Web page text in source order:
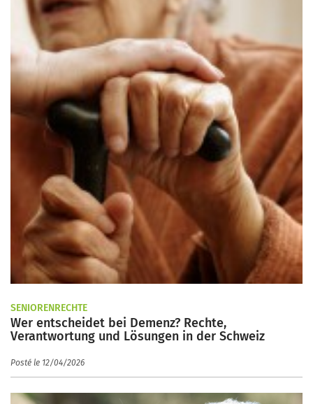
SENIORENRECHTE
Wer entscheidet bei Demenz? Rechte,
Verantwortung und Lösungen in der Schweiz
Posté le 12/04/2026